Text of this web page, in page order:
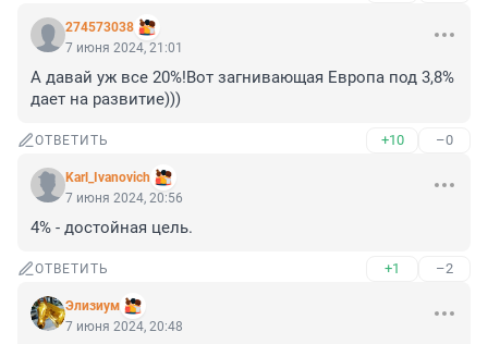
274573038
7 июня 2024, 21:01
А давай уж все 20%!Вот загнивающая Европа под 3,8%
дает на развитие)))
ОТВЕТИТЬ +10 –0
Karl_Ivanovich
7 июня 2024, 20:56
4% - достойная цель.
ОТВЕТИТЬ +1 –2
Элизиум
7 июня 2024, 20:48